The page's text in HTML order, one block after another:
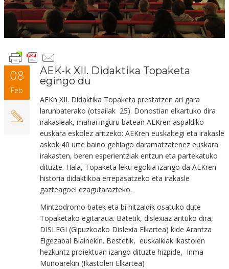
08
Feb
AEK-k XII. Didaktika Topaketa
egingo du
AEKn XII. Didaktika Topaketa prestatzen ari gara
larunbaterako (otsailak 25). Donostian elkartuko dira
irakasleak, mahai inguru batean AEKren aspaldiko
euskara eskolez aritzeko: AEKren euskaltegi eta irakasle
askok 40 urte baino gehiago daramatzatenez euskara
irakasten, beren esperientziak entzun eta partekatuko
dituzte. Hala, Topaketa leku egokia izango da AEKren
historia didaktikoa errepasatzeko eta irakasle
gazteagoei ezagutarazteko.
Mintzodromo batek eta bi hitzaldik osatuko dute
Topaketako egitaraua. Batetik, dislexiaz arituko dira,
DISLEGI (Gipuzkoako Dislexia Elkartea) kide Arantza
Elgezabal Biainekin. Bestetik, euskalkiak ikastolen
hezkuntz proiektuan izango dituzte hizpide, Inma
Muñoarekin (Ikastolen Elkartea)